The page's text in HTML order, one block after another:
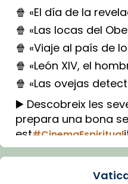
🍿 «El día de la
🍿 «Las locas del
🍿 «Viaje al país de
🍿 «León XIV, el
🍿 «Las ovejas
▶️ Descobreix les
prepara una bona
est#CinemaEspiritual
Imatge: Generada